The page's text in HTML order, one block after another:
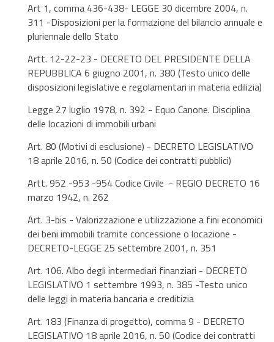
Art 1, comma 436-438- LEGGE 30 dicembre 2004, n.
311 -Disposizioni per la formazione del bilancio annuale e
pluriennale dello Stato
Artt. 12-22-23 - DECRETO DEL PRESIDENTE DELLA
REPUBBLICA 6 giugno 2001, n. 380 (Testo unico delle
disposizioni legislative e regolamentari in materia edilizia)
Legge 27 luglio 1978, n. 392 - Equo Canone. Disciplina
delle locazioni di immobili urbani
Art. 80 (Motivi di esclusione) - DECRETO LEGISLATIVO
18 aprile 2016, n. 50 (Codice dei contratti pubblici)
Artt. 952 -953 -954 Codice Civile - REGIO DECRETO 16
marzo 1942, n. 262
Art. 3-bis - Valorizzazione e utilizzazione a fini economici
dei beni immobili tramite concessione o locazione -
DECRETO-LEGGE 25 settembre 2001, n. 351
Art. 106. Albo degli intermediari finanziari - DECRETO
LEGISLATIVO 1 settembre 1993, n. 385 -Testo unico
delle leggi in materia bancaria e creditizia
Art. 183 (Finanza di progetto), comma 9 - DECRETO
LEGISLATIVO 18 aprile 2016, n. 50 (Codice dei contratti